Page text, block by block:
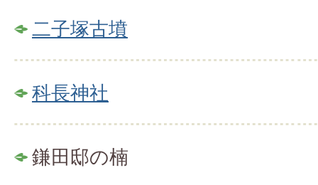
二子塚古墳
科長神社
鎌田邸の楠